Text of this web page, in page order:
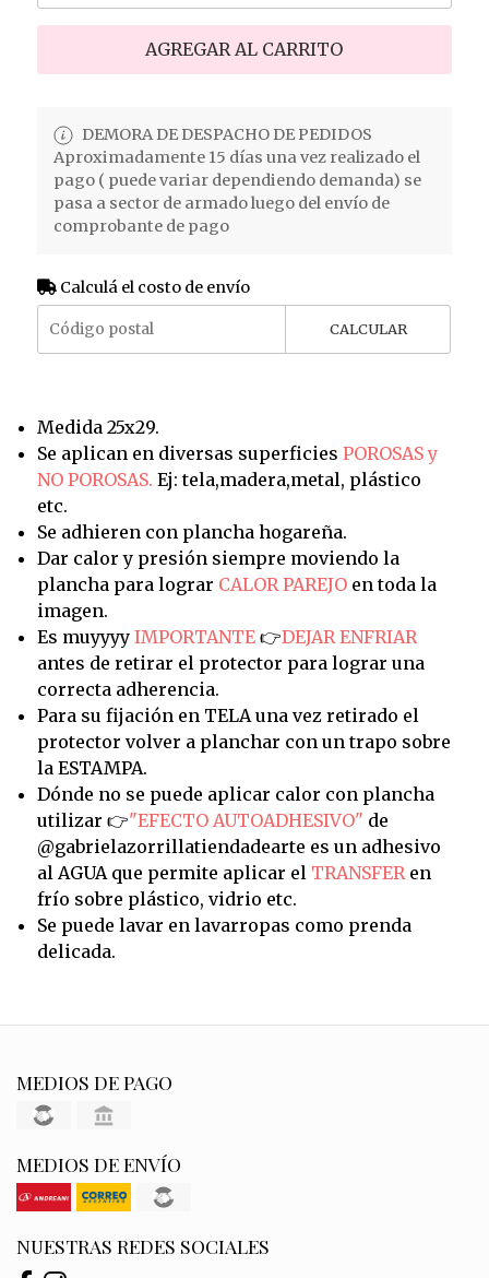
AGREGAR AL CARRITO
DEMORA DE DESPACHO DE PEDIDOS
Aproximadamente 15 días una vez realizado el
pago ( puede variar dependiendo demanda) se
pasa a sector de armado luego del envío de
comprobante de pago
Calculá el costo de envío
CALCULAR
Medida 25x29.
Se aplican en diversas superficies POROSAS y
NO POROSAS. Ej: tela,madera,metal, plástico
etc.
Se adhieren con plancha hogareña.
Dar calor y presión siempre moviendo la
plancha para lograr CALOR PAREJOen toda la
imagen.
Es muyyyy IMPORTANTE👉DEJAR ENFRIAR
antes de retirar el protector para lograr una
correcta adherencia.
Para su fijación en TELA una vez retirado el
protector volver a planchar con un trapo sobre
la ESTAMPA.
Dónde no se puede aplicar calor con plancha
utilizar 👉"EFECTO AUTOADHESIVO" de
@gabrielazorrillatiendadearte es un adhesivo
al AGUA que permite aplicar el TRANSFERen
frío sobre plástico, vidrio etc.
Se puede lavar en lavarropas como prenda
delicada.
MEDIOS DE PAGO
MEDIOS DE ENVÍO
NUESTRAS REDES SOCIALES